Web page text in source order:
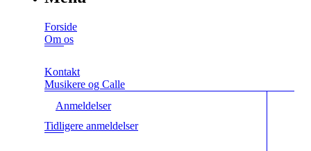
Forside
Om os
Kontakt
Musikere og Calle
Anmeldelser
Tidligere anmeldelser